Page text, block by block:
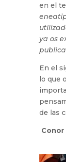
en el
ya os
En el
lo que
de las